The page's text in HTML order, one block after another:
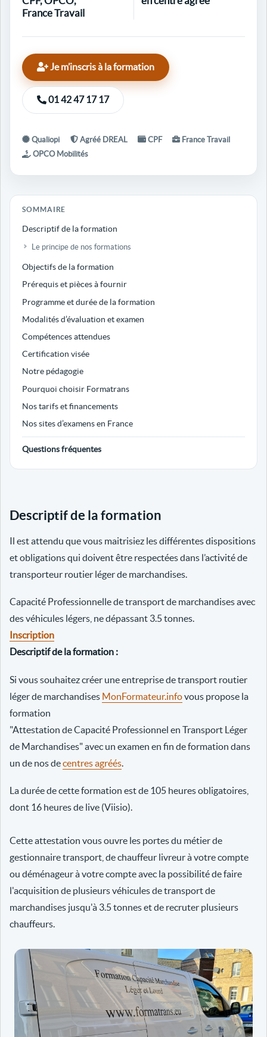
France Travail
Je m’inscris à la formation
01 42 47 17 17
Qualiopi Agréé DREAL CPF
France Travail
OPCO Mobilités
SOMMAIRE
Descriptif de la formation
Le principe de nos formations
Objectifs de la formation
Prérequis et pièces à fournir
Programme et durée de la formation
Modalités d’évaluation et examen
Compétences attendues
Certification visée
Notre pédagogie
Pourquoi choisir Formatrans
Nos tarifs et financements
Nos sites d’examens en France
Questions fréquentes
Descriptif de la formation
Il est attendu que vous maitrisiez les différentes dispositions
et obligations qui doivent être respectées dans l’activité de
transporteur routier léger de marchandises.
Capacité Professionnelle de transport de marchandises avec
des véhicules légers, ne dépassant 3.5 tonnes.
Inscription
Descriptif de la formation :
Si vous souhaitez créer une entreprise de transport routier
léger de marchandises MonFormateur.infovous propose la
formation
"Attestation de Capacité Professionnel en Transport Léger
de Marchandises" avec un examen en fin de formation dans
un de nos decentres agréés
La durée de cette formation est de 105 heures obligatoires,
dont 16 heures de live (Viisio).
Cette attestation vous ouvre les portes du métier de
gestionnaire transport, de chauffeur livreur à votre compte
ou déménageur à votre compte avec la possibilité de faire
l'acquisition de plusieurs véhicules de transport de
marchandises jusqu'à 3.5 tonnes et de recruter plusieurs
chauffeurs.